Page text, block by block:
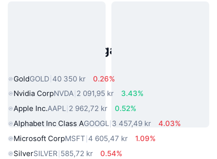
Populära tillgångar från den
GoldGOLD 40 350 kr
0.26%
Nvidia CorpNVDA 2 091,95 kr
3.43%
Apple Inc.AAPL 2 962,72 kr
0.52%
Alphabet Inc Class AGOOGL 3 457,49 kr
4.03%
Microsoft CorpMSFT 4 605,47 kr
1.09%
SilverSILVER 585,72 kr
0.54%